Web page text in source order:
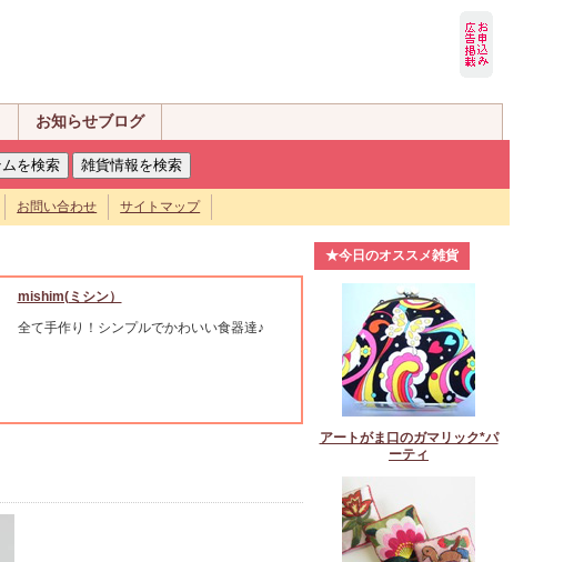
お知らせブログ
お問い合わせ サイトマップ
mishim(ミシン）
全て手作り！シンプルでかわいい食器達♪
★今日のオススメ雑貨
アートがま口のガマリック*パ
ーティ